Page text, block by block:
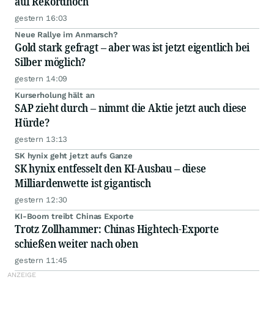
gestern 16:03
Neue Rallye im Anmarsch?
Gold stark gefragt – aber was ist jetzt eigentlich bei
Silber möglich?
gestern 14:09
Kurserholung hält an
SAP zieht durch – nimmt die Aktie jetzt auch diese
Hürde?
gestern 13:13
SK hynix geht jetzt aufs Ganze
SK hynix entfesselt den KI-Ausbau – diese
Milliardenwette ist gigantisch
gestern 12:30
KI-Boom treibt Chinas Exporte
Trotz Zollhammer: Chinas Hightech-Exporte
schießen weiter nach oben
gestern 11:45